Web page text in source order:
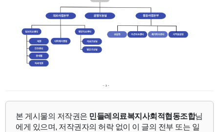
본 게시물의 저작권은 민들레의료복지사회적협동조합님
에게 있으며, 저작권자의 허락 없이 이 글의 전부 또는 일